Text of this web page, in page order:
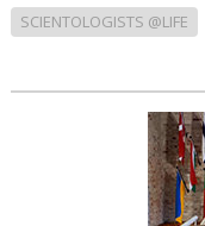
SCIENTOLOGISTS @LIFE